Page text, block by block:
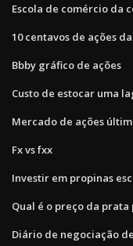
Escola de comércio da
10 centavos de ações
Bbby gráfico de ações
Custo de estocar uma
Mercado de ações
Fx vs fxx
Investir em propinas
Qual é o preço da prata
Diário de negociação